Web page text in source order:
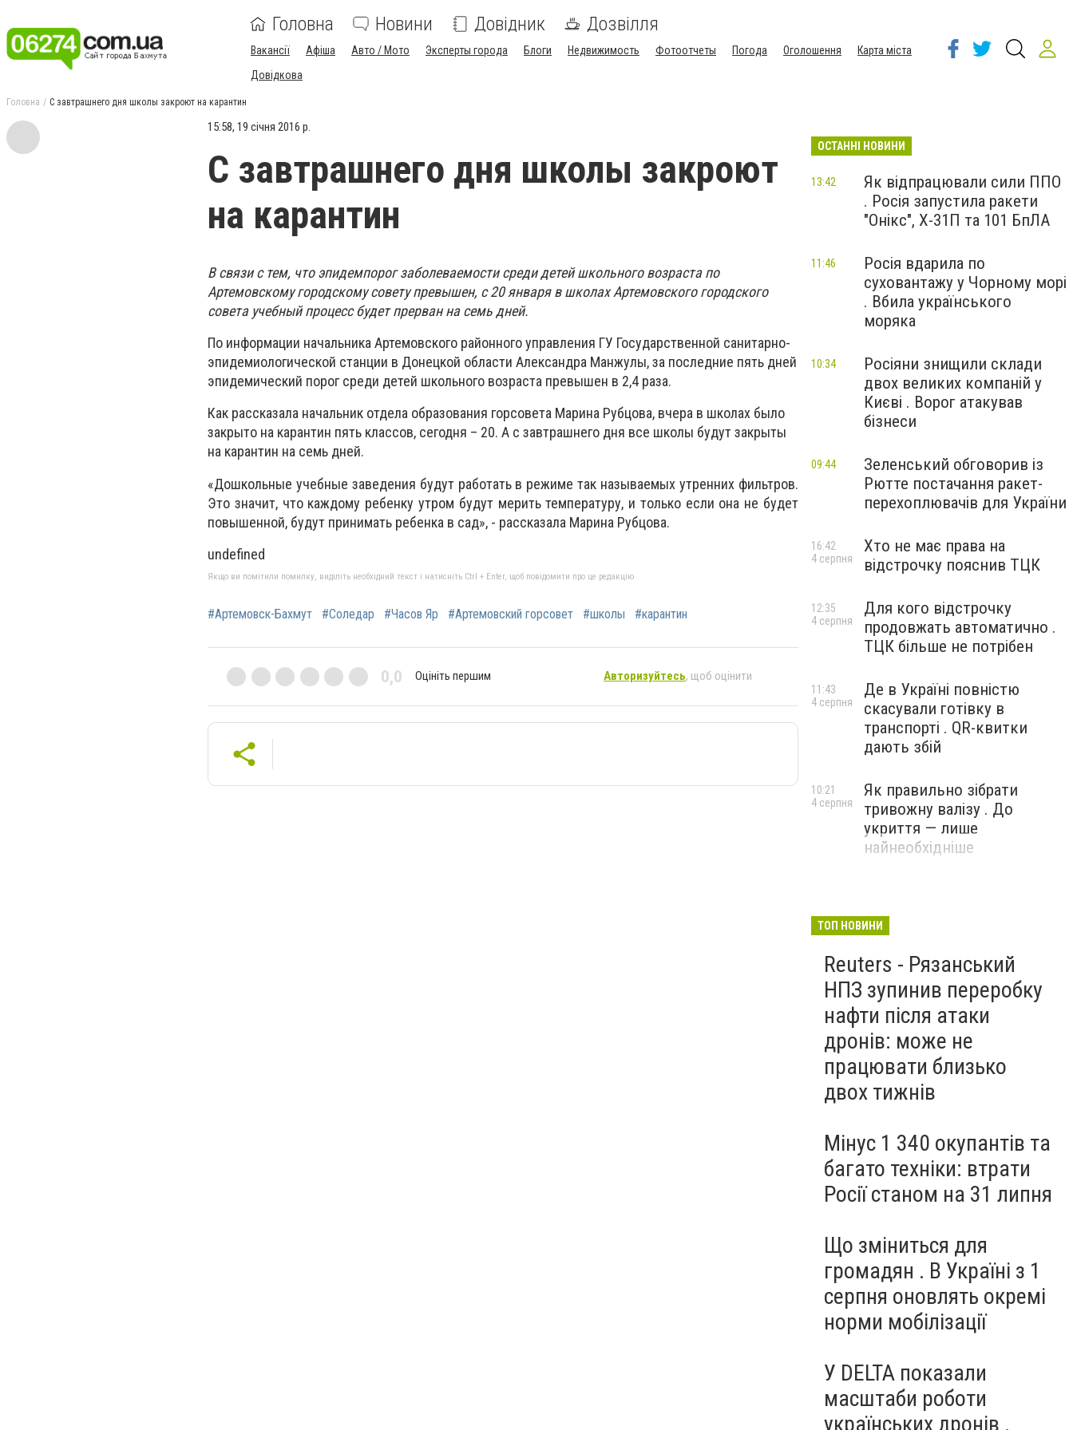
Головна Новини Довідник Дозвілля
Вакансії Афіша Авто / Мото Эксперты города Блоги Недвижимость Фотоотчеты Погода Оголошення
Карта міста
Довідкова
Головна С завтрашнего дня школы закроют на карантин
15:58, 19 січня 2016 р.
С завтрашнего дня школы закроют
на карантин
В связи с тем, что эпидемпорог заболеваемости среди детей школьного возраста по
Артемовскому городскому совету превышен, с 20 января в школах Артемовского городского
совета учебный процесс будет прерван на семь дней.
По информации начальника Артемовского районного управления ГУ Государственной санитарно-
эпидемиологической станции в Донецкой области Александра Манжулы, за последние пять дней
эпидемический порог среди детей школьного возраста превышен в 2,4 раза.
Как рассказала начальник отдела образования горсовета Марина Рубцова, вчера в школах было
закрыто на карантин пять классов, сегодня – 20. А с завтрашнего дня все школы будут закрыты
на карантин на семь дней.
«Дошкольные учебные заведения будут работать в режиме так называемых утренних фильтров.
Это значит, что каждому ребенку утром будут мерить температуру, и только если она не будет
повышенной, будут принимать ребенка в сад», - рассказала Марина Рубцова.
undefined
Якщо ви помітили помилку, виділіть необхідний текст і натисніть Ctrl + Enter, щоб повідомити про це редакцію
#Артемовск-Бахмут #Соледар #Часов Яр #Артемовский горсовет #школы #карантин
0,0 Оцініть першим Авторизуйтесь, щоб оцінити
ОСТАННІ НОВИНИ
Як відпрацювали сили ППО
. Росія запустила ракети
"Онікс", Х-31П та 101 БпЛА
13:42
Росія вдарила по
суховантажу у Чорному морі
. Вбила українського
моряка
11:46
Росіяни знищили склади
двох великих компаній у
Києві . Ворог атакував
бізнеси
10:34
Зеленський обговорив із
Рютте постачання ракет-
перехоплювачів для України
09:44
Хто не має права на
відстрочку пояснив ТЦК
16:42
4 серпня
Для кого відстрочку
продовжать автоматично .
ТЦК більше не потрібен
12:35
4 серпня
Де в Україні повністю
скасували готівку в
транспорті . QR-квитки
дають збій
11:43
4 серпня
Як правильно зібрати
тривожну валізу . До
укриття — лише
найнеобхідніше
10:21
4 серпня
ТОП НОВИНИ
Reuters - Рязанський
НПЗ зупинив переробку
нафти після атаки
дронів: може не
працювати близько
двох тижнів
Мінус 1 340 окупантів та
багато техніки: втрати
Росії станом на 31 липня
Що зміниться для
громадян . В Україні з 1
серпня оновлять окремі
норми мобілізації
У DELTA показали
масштаби роботи
українських дронів .